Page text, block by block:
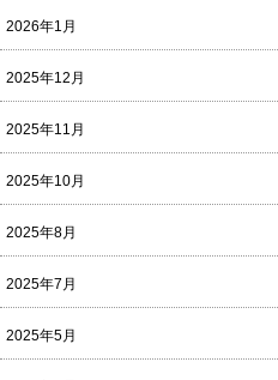
2026年1月
2025年12月
2025年11月
2025年10月
2025年8月
2025年7月
2025年5月